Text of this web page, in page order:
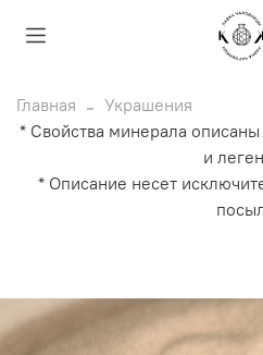
Главная
Украшения
* Свойства минерала
и
* Описание несет